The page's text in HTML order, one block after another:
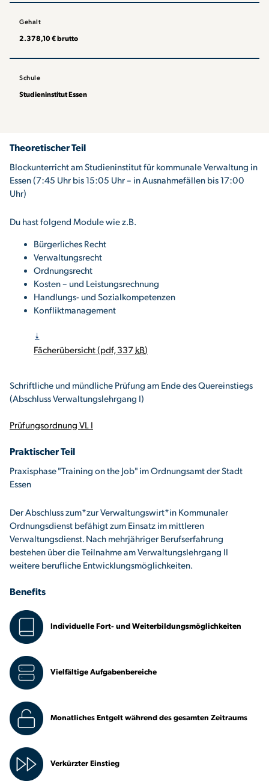
Gehalt
2.378,10 € brutto
Schule
Studieninstitut Essen
Theoretischer Teil
Blockunterricht am Studieninstitut für kommunale Verwaltung in
Essen (7:45 Uhr bis 15:05 Uhr – in Ausnahmefällen bis 17:00
Uhr)
Du hast folgend Module wie z.B.
Bürgerliches Recht
Verwaltungsrecht
Ordnungsrecht
Kosten – und Leistungsrechnung
Handlungs- und Sozialkompetenzen
Konfliktmanagement
Fächerübersicht (pdf, 337kB)
Schriftliche und mündliche Prüfung am Ende des Quereinstiegs
(Abschluss Verwaltungslehrgang I)
Prüfungsordnung VL I
Praktischer Teil
Praxisphase "Training on the Job" im Ordnungsamt der Stadt
Essen
Der Abschluss zum*zur Verwaltungswirt*in Kommunaler
Ordnungsdienst befähigt zum Einsatz im mittleren
Verwaltungsdienst. Nach mehrjähriger Berufserfahrung
bestehen über die Teilnahme am Verwaltungslehrgang II
weitere berufliche Entwicklungsmöglichkeiten.
Benefits
Individuelle Fort- und Weiterbildungsmöglichkeiten
Vielfältige Aufgabenbereiche
Monatliches Entgelt während des gesamten Zeitraums
Verkürzter Einstieg